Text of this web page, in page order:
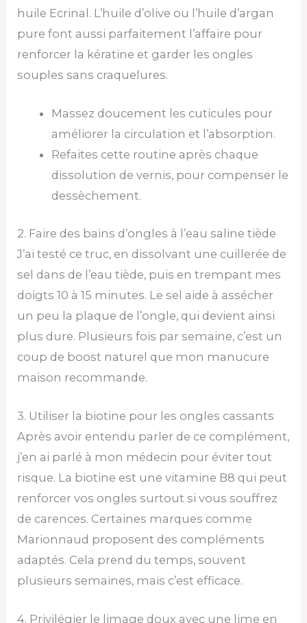
huile Ecrinal. L’huile d’olive ou l’huile d’argan
pure font aussi parfaitement l’affaire pour
renforcer la kératine et garder les ongles
souples sans craquelures.
Massez doucement les cuticules pour
améliorer la circulation et l’absorption.
Refaites cette routine après chaque
dissolution de vernis, pour compenser le
dessèchement.
2. Faire des bains d’ongles à l’eau saline tiède
J’ai testé ce truc, en dissolvant une cuillerée de
sel dans de l’eau tiède, puis en trempant mes
doigts 10 à 15 minutes. Le sel aide à assécher
un peu la plaque de l’ongle, qui devient ainsi
plus dure. Plusieurs fois par semaine, c’est un
coup de boost naturel que mon manucure
maison recommande.
3. Utiliser la biotine pour les ongles cassants
Après avoir entendu parler de ce complément,
j’en ai parlé à mon médecin pour éviter tout
risque. La biotine est une vitamine B8 qui peut
renforcer vos ongles surtout si vous souffrez
de carences. Certaines marques comme
Marionnaud proposent des compléments
adaptés. Cela prend du temps, souvent
plusieurs semaines, mais c’est efficace.
4. Privilégier le limage doux avec une lime en